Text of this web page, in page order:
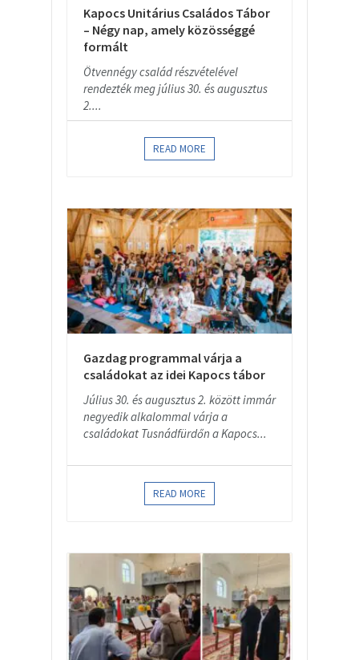
Kapocs Unitárius Családos Tábor
– Négy nap, amely közösséggé
formált
Ötvennégy család részvételével
rendezték meg július 30. és augusztus
2....
READ MORE
Gazdag programmal várja a
családokat az idei Kapocs tábor
Július 30. és augusztus 2. között immár
negyedik alkalommal várja a
családokat Tusnádfürdőn a Kapocs...
READ MORE